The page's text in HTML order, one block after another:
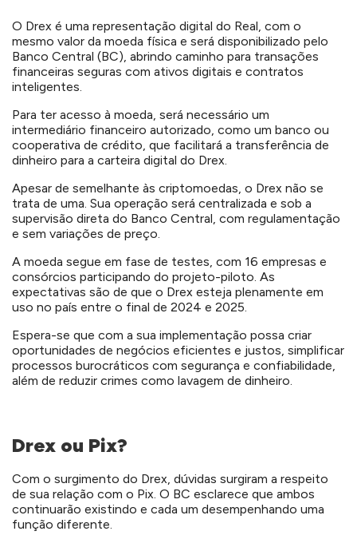
O Drex é uma representação digital do Real, com o
mesmo valor da moeda física e será disponibilizado pelo
Banco Central (BC), abrindo caminho para transações
financeiras seguras com ativos digitais e contratos
inteligentes.
Para ter acesso à moeda, será necessário um
intermediário financeiro autorizado, como um banco ou
cooperativa de crédito, que facilitará a transferência de
dinheiro para a carteira digital do Drex.
Apesar de semelhante às criptomoedas, o Drex não se
trata de uma. Sua operação será centralizada e sob a
supervisão direta do Banco Central, com regulamentação
e sem variações de preço.
A moeda segue em fase de testes, com 16 empresas e
consórcios participando do projeto-piloto. As
expectativas são de que o Drex esteja plenamente em
uso no país entre o final de 2024 e 2025.
Espera-se que com a sua implementação possa criar
oportunidades de negócios eficientes e justos, simplificar
processos burocráticos com segurança e confiabilidade,
além de reduzir crimes como lavagem de dinheiro.
Drex ou Pix?
Com o surgimento do Drex, dúvidas surgiram a respeito
de sua relação com o Pix. O BC esclarece que ambos
continuarão existindo e cada um desempenhando uma
função diferente.